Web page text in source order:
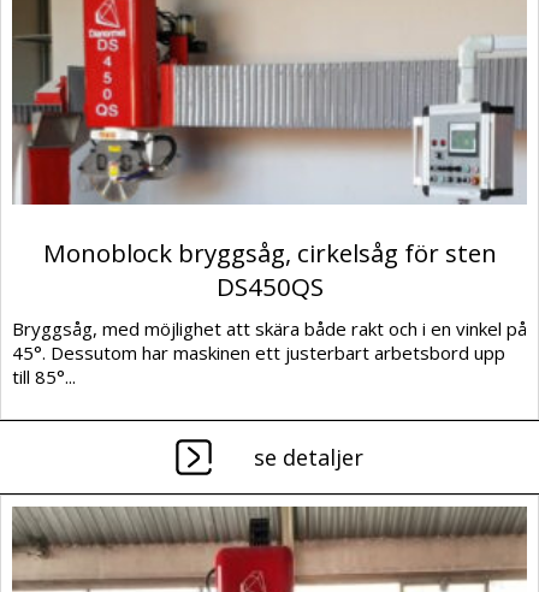
Monoblock bryggsåg, cirkelsåg för sten
DS450QS
Bryggsåg, med möjlighet att skära både rakt och i en vinkel på
45°. Dessutom har maskinen ett justerbart arbetsbord upp
till 85°...
se detaljer